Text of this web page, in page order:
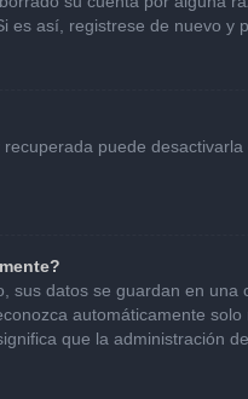
así, registrese de nuevo y
puede
sus datos se guardan en
automáticamente
que la administración